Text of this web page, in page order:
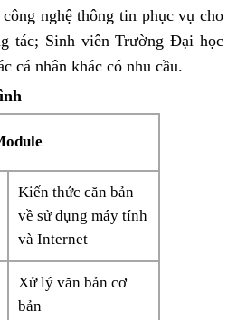
nghệ thông tin phục vụ cho
tác; Sinh viên Trường Đại học
cá nhân khác có nhu cầu.
Kiến thức căn bản
về sử dụng máy tính
và Internet
Xử lý văn bản cơ
bản